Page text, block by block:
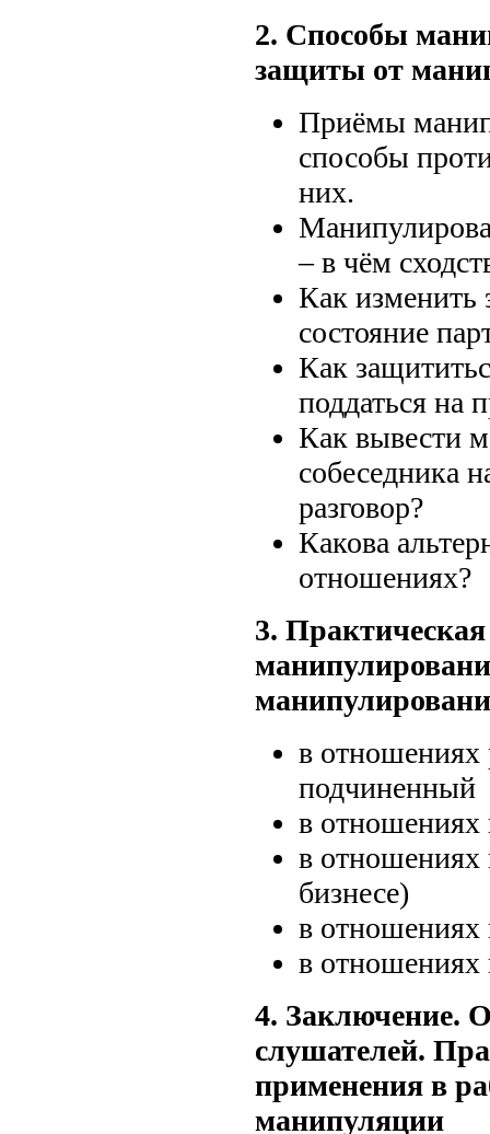
2. Способы
защиты от
Приёмы
способы
них.
– в чём
Как изменить
состояние
Как
поддаться на
Как вывести
собеседника
разговор?
Какова
отношениях?
3.
в отношениях
подчиненный
в отношениях
в отношениях
бизнесе)
в отношениях
в отношениях
4. Заключение.
слушателей.
применения в
манипуляции